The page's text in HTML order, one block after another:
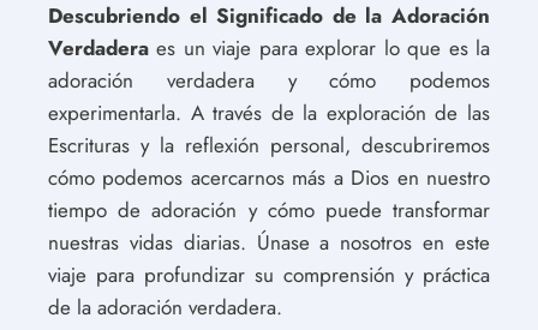
Descubriendo el Significado de la Adoración
Verdadera es un viaje para explorar lo que es la
adoración verdadera y cómo podemos
experimentarla. A través de la exploración de las
Escrituras y la reflexión personal, descubriremos
cómo podemos acercarnos más a Dios en nuestro
tiempo de adoración y cómo puede transformar
nuestras vidas diarias. Únase a nosotros en este
viaje para profundizar su comprensión y práctica
de la adoración verdadera.